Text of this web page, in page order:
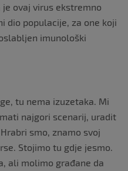
ovaj virus ekstremno
dio populacije, za one koji
imunološki
tu nema izuzetaka. Mi
najgori scenarij, uradit
smo, znamo svoj
Stojimo tu gdje jesmo.
ali molimo građane da